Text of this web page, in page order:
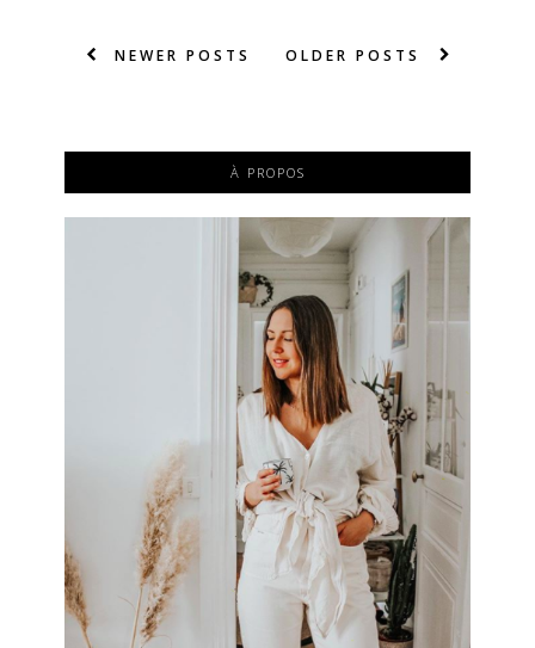
NEWER POSTS OLDER POSTS
À PROPOS